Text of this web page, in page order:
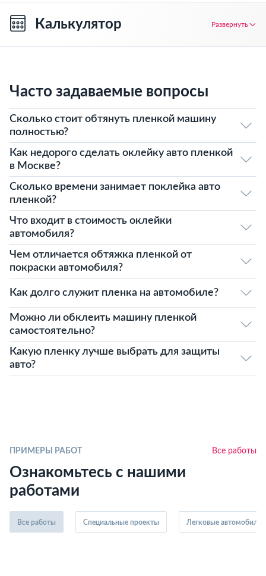
Калькулятор Развернуть
Часто задаваемые вопросы
Сколько стоит обтянуть пленкой машину
полностью?
Как недорого сделать оклейку авто пленкой
в Москве?
Сколько времени занимает поклейка авто
пленкой?
Что входит в стоимость оклейки
автомобиля?
Чем отличается обтяжка пленкой от
покраски автомобиля?
Как долго служит пленка на автомобиле?
Можно ли обклеить машину пленкой
самостоятельно?
Какую пленку лучше выбрать для защиты
авто?
ПРИМЕРЫ РАБОТ Все работы
Ознакомьтесь с нашими
работами
Все работы Специальные проекты Легковые автомобили